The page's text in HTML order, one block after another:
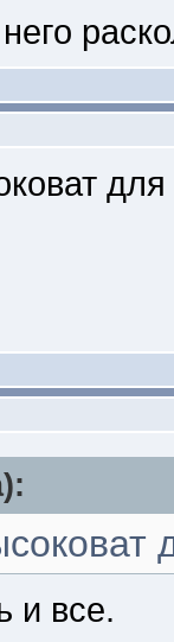
и все.